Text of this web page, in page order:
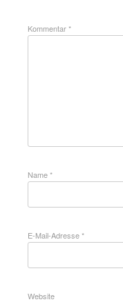
Kommentar*
Name*
E-Mail-Adresse*
Website